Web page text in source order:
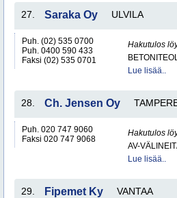
27. Saraka Oy ULVILA
Puh. (02) 535 0700
Puh. 0400 590 433
Faksi (02) 535 0701
Hakutulos
Lue lisää..
28. Ch. Jensen Oy
Puh. 020 747 9060
Faksi 020 747 9068
Hakutulos
AV-
Lue lisää..
29. Fipemet Ky VANTAA